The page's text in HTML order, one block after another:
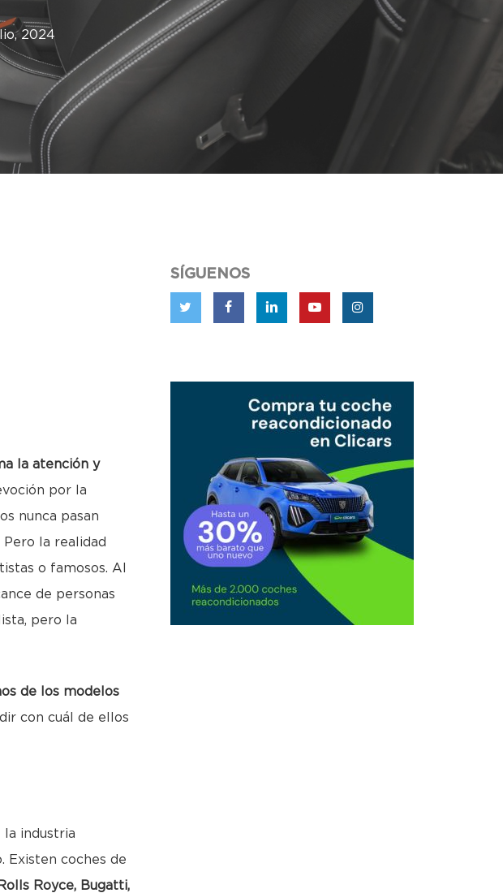
2024
la atención y
por la
nunca pasan
Pero la realidad
o famosos. Al
de personas
pero la
de los modelos
con cuál de ellos
la industria
Existen coches de
Royce, Bugatti,
SÍGUENOS